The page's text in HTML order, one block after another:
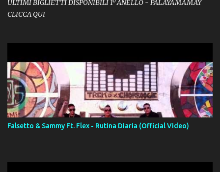
ULTIMI BIGLIETTI DISPONIBILI 1º ANELLO - PALAYAMAMAY
CLICCA QUI
Falsetto & Sammy Ft. Flex - Rutina Diaria (Official Video)